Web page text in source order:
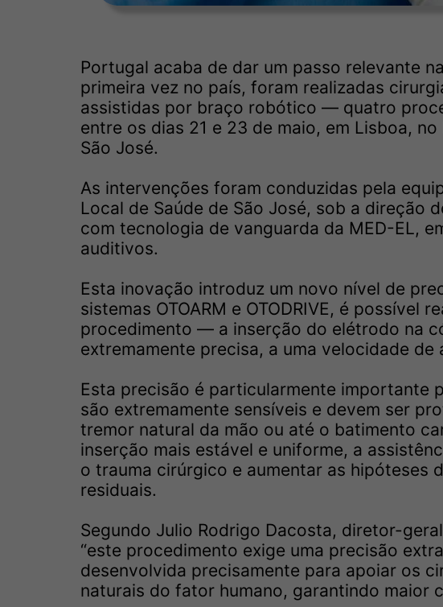
Portugal acaba de dar um passo relevante
primeira vez no país, foram realizadas
assistidas por braço robótico — quatro
entre os dias 21 e 23 de maio, em Lisboa,
São José.
As intervenções foram conduzidas pela
Local de Saúde de São José, sob a direção
com tecnologia de vanguarda da MED-EL,
auditivos.
Esta inovação introduz um novo nível de
sistemas OTOARM e OTODRIVE, é possível
procedimento — a inserção do elétrodo na
extremamente precisa, a uma velocidade de
Esta precisão é particularmente importante
são extremamente sensíveis e devem ser
tremor natural da mão ou até o batimento
inserção mais estável e uniforme, a
o trauma cirúrgico e aumentar as hipóteses
residuais.
Segundo Julio Rodrigo Dacosta, diretor-
“este procedimento exige uma precisão
desenvolvida precisamente para apoiar os
naturais do fator humano, garantindo maior